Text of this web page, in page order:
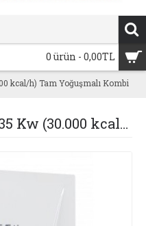
0 ürün - 0,00TL
kcal/h) Tam Yoğuşmalı Kombi
E.C.A Proteus Premix 35 Kw (30.000 kcal/h) Tam Yoğuşmalı Kombi